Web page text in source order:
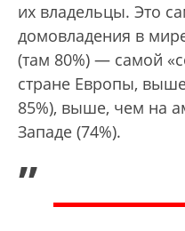
их владельцы. Это
домовладения в
(там 80%) — самой
стране Европы,
85%), выше, чем на
Западе (74%).
„